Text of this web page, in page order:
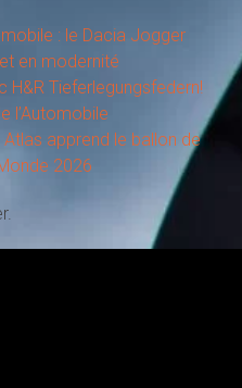
: le Dacia Jogger
en modernité
H&R Tieferlegungsfedern!
l’Automobile
apprend le ballon de
2026